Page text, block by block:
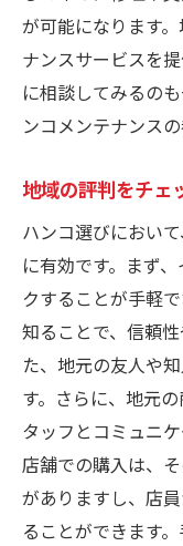
が可能になります
ナンスサービスを
に相談してみるの
ンコメンテナンス
地域の評判をチェ
ハンコ選びにおい
に有効です。まず
クすることが手軽
知ることで、信頼
た、地元の友人や
す。さらに、地元
タッフとコミュニ
店舗での購入は、
がありますし、店
ることができます